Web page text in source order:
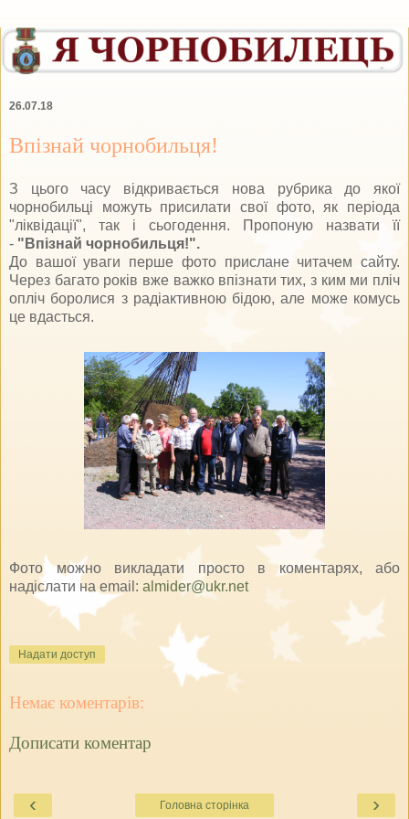
26.07.18
Впізнай чорнобильця!
З цього часу відкривається нова рубрика до якої
чорнобильці можуть присилати свої фото, як періода
"ліквідації", так і сьогодення. Пропоную назвати її
- "Впізнай чорнобильця!".
До вашої уваги перше фото прислане читачем сайту.
Через багато років вже важко впізнати тих, з ким ми пліч
опліч боролися з радіактивною бідою, але може комусь
це вдасться.
Фото можно викладати просто в коментарях, або
надіслати на email: almider@ukr.net
Надати доступ
Немає коментарів:
Дописати коментар
‹ ›
Головна сторінка